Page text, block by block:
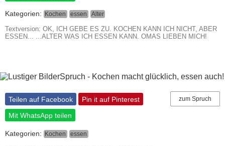
Kategorien: Kochen essen Alter
Textversion: OK, ICH GEBE ES ZU. KOCHEN KANN ICH NICHT, ABER
ESSEN... ...ALTER WAS ICH ESSEN KANN. OMAS LIEBEN MICH!
zum Spruch
Teilen auf Facebook
Pin it auf Pinterest
Mit WhatsApp teilen
Kategorien: Kochen essen